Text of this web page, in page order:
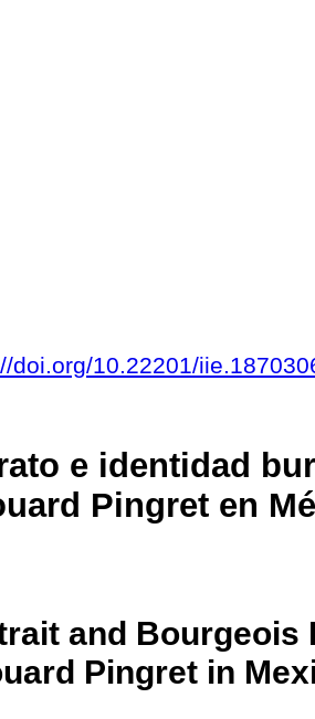
doi.org/10.22201/
e identidad
Pingret en
and Bourgeois
Pingret in